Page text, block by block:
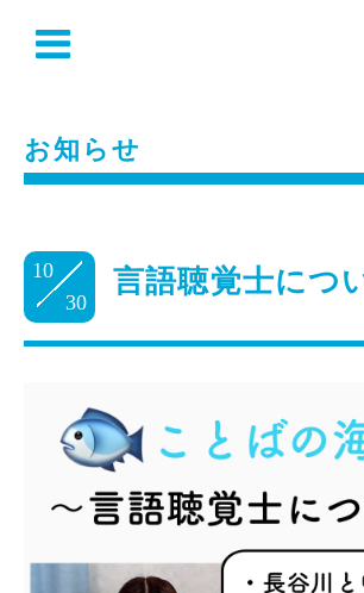
お知らせ
10
30
言語聴覚士につ